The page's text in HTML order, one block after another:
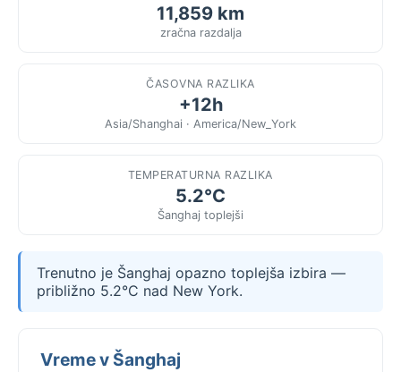
11,859 km
zračna razdalja
ČASOVNA RAZLIKA
+12h
Asia/Shanghai · America/New_York
TEMPERATURNA RAZLIKA
5.2°C
Šanghaj toplejši
Trenutno je Šanghaj opazno toplejša izbira —
približno 5.2°C nad New York.
Vreme v Šanghaj